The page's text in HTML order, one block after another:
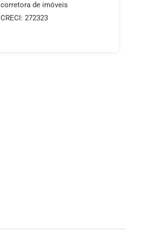
corretora de imóveis
CRECI: 272323